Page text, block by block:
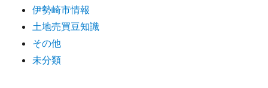
伊勢崎市情報
土地売買豆知識
その他
未分類